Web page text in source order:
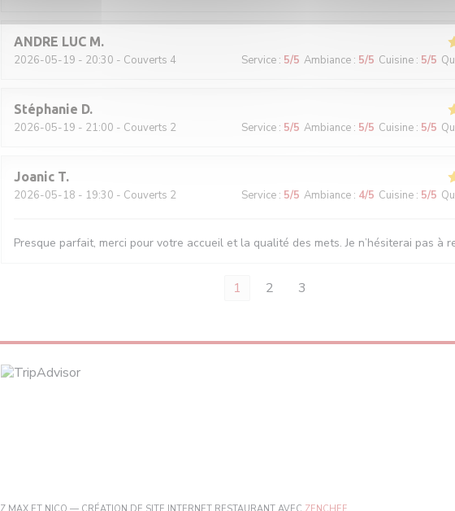
fenêtre))
ANDRE LUC M
2026-05-19 - 20:30 - Couverts 4 Service : 5/5 Ambiance : 5/5 Cuisine : 5/5
Stéphanie D
2026-05-19 - 21:00 - Couverts 2 Service : 5/5 Ambiance : 5/5 Cuisine : 5/5
Joanic T
2026-05-18 - 19:30 - Couverts 2 Service : 5/5 Ambiance : 4/5 Cuisine : 5/5
Presque parfait, merci pour votre accueil et la qualité des mets. Je n’hésiterai pas à
1 2 3
((OUVRE UNE NOUVELLE